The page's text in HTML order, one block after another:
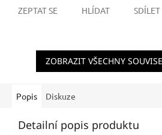
ZEPTAT SE HLÍDAT SDÍLET
ZOBRAZIT VŠECHNY
Popis Diskuze
Detailní popis produktu